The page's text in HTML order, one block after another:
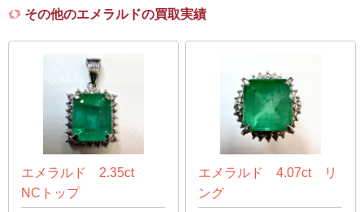
その他のエメラルドの買取実績
エメラルド 2.35ct
NCトップ
エメラルド 4.07ct リ
ング